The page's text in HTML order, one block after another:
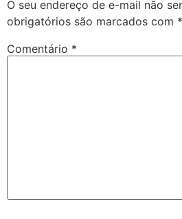
O seu endereço de e-mail não
obrigatórios são marcados com *
Comentário *